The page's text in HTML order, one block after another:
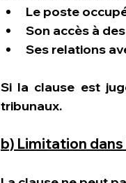
Le poste
Son accès à
Ses relations
Si la clause est
tribunaux.
b) Limitation